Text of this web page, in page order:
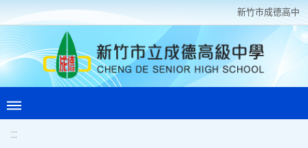
新竹巿成德高中
:::